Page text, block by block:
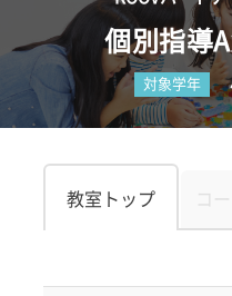
個別指導
対象学年
教室トップ コ